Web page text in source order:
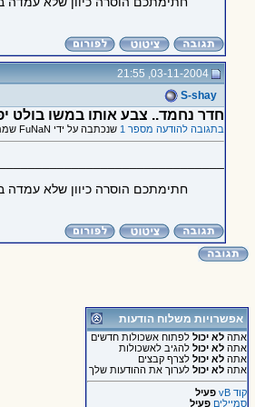
03-11-2004, 21:55
S-shay
חדר נחמד.. צבע אותו במשו בולט
בתגובה להודעה מספר 1
שנכתבה על ידי FuNaN שמתחילה ב "תמונות של החדר שלי :)"
חתימתכם הוסרה כיוון שלא עמדה
אפשרויות משלוח הודעות
אתה לא יכוללפתוח אשכולות חדשים
אתה לא יכוללהגיב לאשכולות
אתה לא יכוללצרף קבצים
אתה לא יכוללערוך את ההודעות שלך
קוד vB
פעיל
סמיילים פעיל